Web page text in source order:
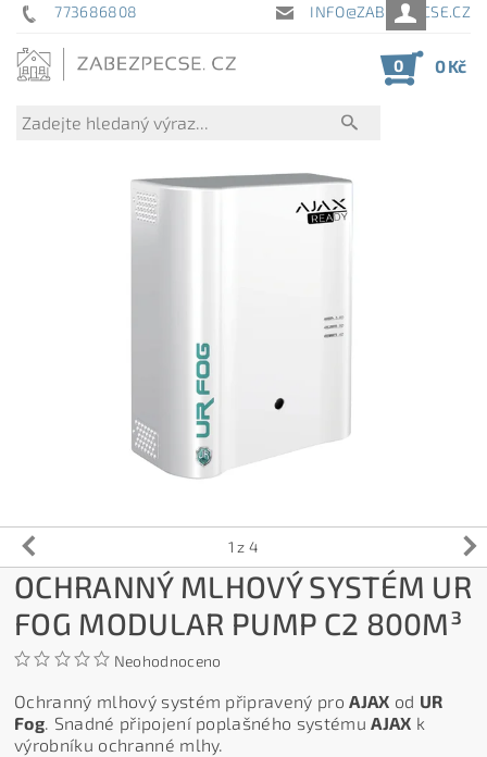
773686808 INFO@ZABEZPECSE.CZ
0 0 Kč
1 z 4
OCHRANNÝ MLHOVÝ SYSTÉM UR
FOG MODULAR PUMP C2 800M³
Neohodnoceno
Ochranný mlhový systém připravený proAJAX od UR
Fog. Snadné připojení poplašného systémuAJAX k
výrobníku ochranné mlhy.